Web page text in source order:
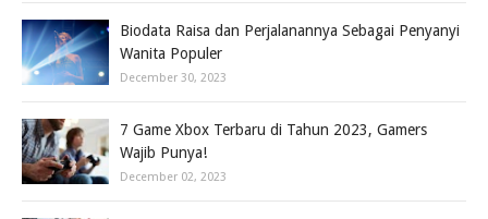
Biodata Raisa dan Perjalanannya Sebagai Penyanyi
Wanita Populer
December 30, 2023
7 Game Xbox Terbaru di Tahun 2023, Gamers
Wajib Punya!
December 02, 2023